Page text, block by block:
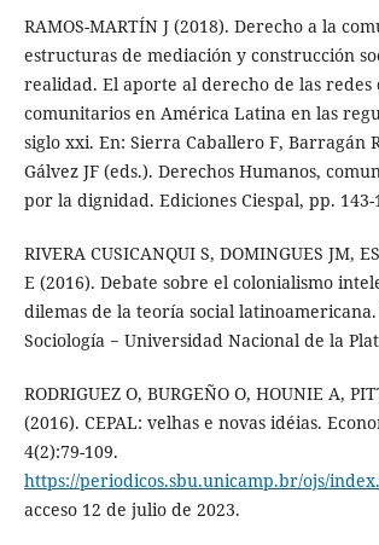
RAMOS-MARTÍN J (2018). Derecho a la
estructuras de mediación y construcción
realidad. El aporte al derecho de las redes
comunitarios en América Latina en las
siglo xxi. En: Sierra Caballero F, Barragán
Gálvez JF (eds.). Derechos Humanos,
por la dignidad. Ediciones Ciespal, pp. 143-
RIVERA CUSICANQUI S, DOMINGUES JM,
E (2016). Debate sobre el colonialismo
dilemas de la teoría social latinoamericana.
Sociología − Universidad Nacional de la
RODRIGUEZ O, BURGEÑO O, HOUNIE A,
(2016). CEPAL: velhas e novas idéias.
4(2):79-109.
https://periodicos.sbu.unicamp.br/ojs/
acceso 12 de julio de 2023.